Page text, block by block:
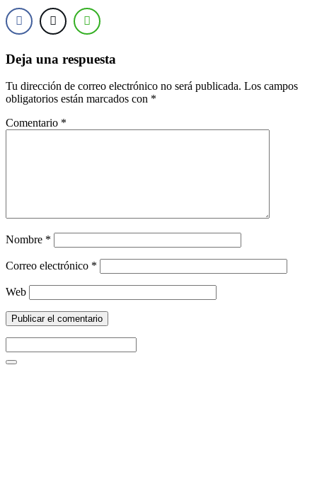
Deja una respuesta
Tu dirección de correo electrónico no será publicada. Los campos
obligatorios están marcados con *
Comentario *
Nombre *
Correo electrónico *
Web